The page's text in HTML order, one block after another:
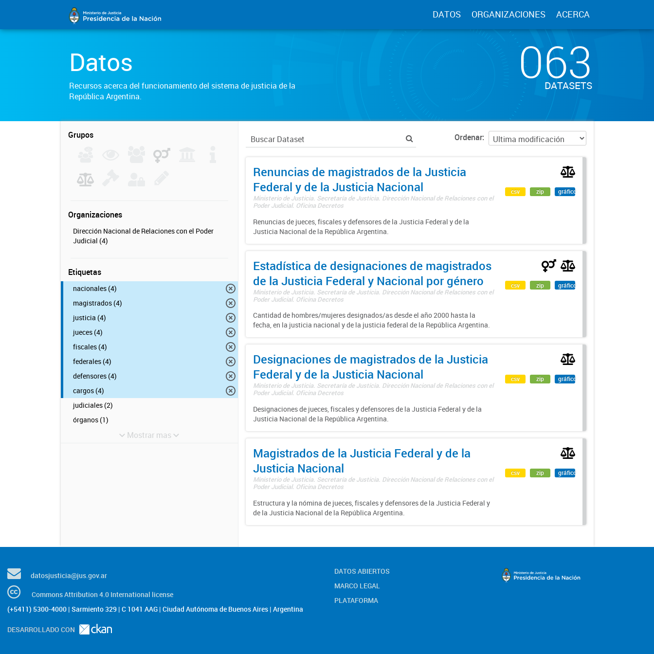
DATOS ORGANIZACIONES ACERCA
Datos
Recursos acerca del funcionamiento del sistema de justicia de la
República Argentina.
063
DATASETS
Grupos
Organizaciones
Dirección Nacional de Relaciones con el Poder
Judicial (4)
Etiquetas
nacionales (4)
magistrados (4)
justicia (4)
jueces (4)
fiscales (4)
federales (4)
defensores (4)
cargos (4)
judiciales (2)
órganos (1)
Mostrar mas
Ordenar
Renuncias de magistrados de la Justicia
Federal y de la Justicia Nacional
Ministerio de Justicia. Secretaría de Justicia. Dirección Nacional de Relaciones con el
Poder Judicial. Oficina Decretos
Renuncias de jueces, fiscales y defensores de la Justicia Federal y de la
Justicia Nacional de la República Argentina.
csv zip gráfico
Estadística de designaciones de magistrados
de la Justicia Federal y Nacional por género
Ministerio de Justicia. Secretaría de Justicia. Dirección Nacional de Relaciones con el
Poder Judicial. Oficina Decretos
Cantidad de hombres/mujeres designados/as desde el año 2000 hasta la
fecha, en la justicia nacional y de la justicia federal de la República Argentina.
csv zip gráfico
Designaciones de magistrados de la Justicia
Federal y de la Justicia Nacional
Ministerio de Justicia. Secretaría de Justicia. Dirección Nacional de Relaciones con el
Poder Judicial. Oficina Decretos
Designaciones de jueces, fiscales y defensores de la Justicia Federal y de la
Justicia Nacional de la República Argentina.
csv zip gráfico
Magistrados de la Justicia Federal y de la
Justicia Nacional
Ministerio de Justicia. Secretaría de Justicia. Dirección Nacional de Relaciones con el
Poder Judicial. Oficina Decretos
Estructura y la nómina de jueces, fiscales y defensores de la Justicia Federal y
de la Justicia Nacional de la República Argentina.
csv zip gráfico
datosjusticia@jus.gov.ar
Commons Attribution 4.0 International license
(+5411) 5300-4000 | Sarmiento 329 | C 1041 AAG | Ciudad Autónoma de Buenos Aires | Argentina
DESARROLLADO CON
DATOS ABIERTOS
MARCO LEGAL
PLATAFORMA